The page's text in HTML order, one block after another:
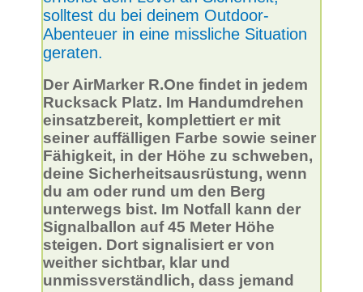
solltest du bei deinem Outdoor-
Abenteuer in eine missliche Situation
geraten.
Der AirMarker R.One findet in jedem
Rucksack Platz. Im Handumdrehen
einsatzbereit, komplettiert er mit
seiner auffälligen Farbe sowie seiner
Fähigkeit, in der Höhe zu schweben,
deine Sicherheitsausrüstung, wenn
du am oder rund um den Berg
unterwegs bist. Im Notfall kann der
Signalballon auf 45 Meter Höhe
steigen. Dort signalisiert er von
weither sichtbar, klar und
unmissverständlich, dass jemand